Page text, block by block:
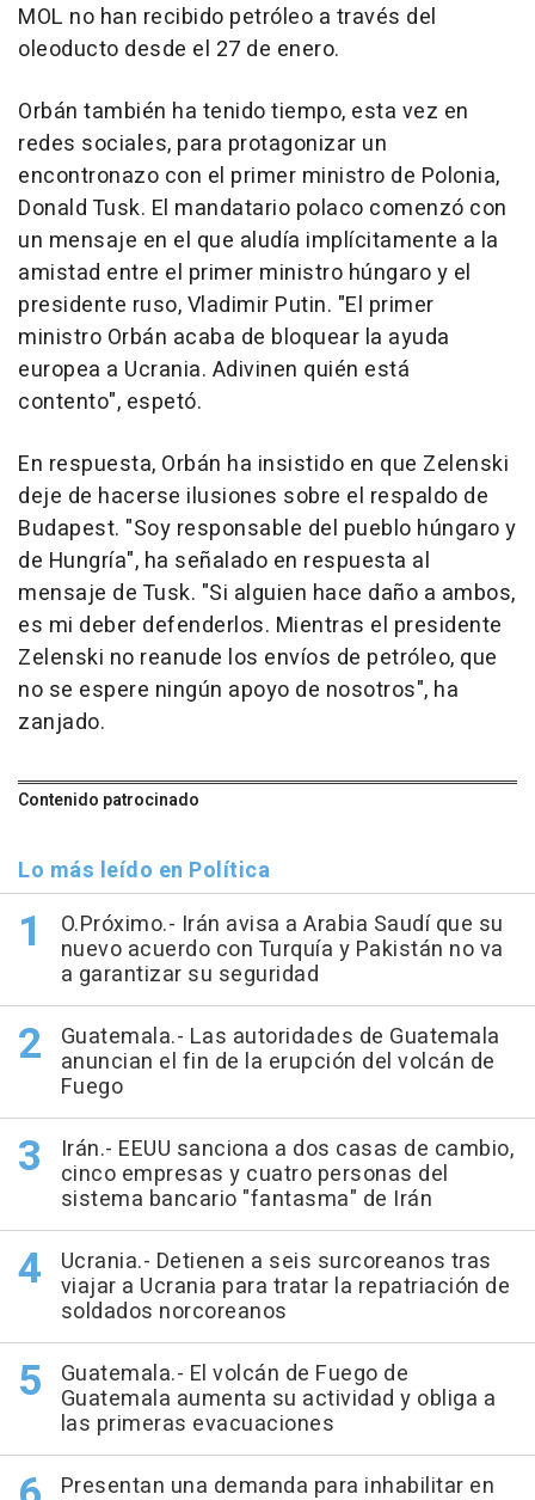
MOL no han recibido petróleo a través del
oleoducto desde el 27 de enero.
Orbán también ha tenido tiempo, esta vez en
redes sociales, para protagonizar un
encontronazo con el primer ministro de Polonia,
Donald Tusk. El mandatario polaco comenzó con
un mensaje en el que aludía implícitamente a la
amistad entre el primer ministro húngaro y el
presidente ruso, Vladimir Putin. "El primer
ministro Orbán acaba de bloquear la ayuda
europea a Ucrania. Adivinen quién está
contento", espetó.
En respuesta, Orbán ha insistido en que Zelenski
deje de hacerse ilusiones sobre el respaldo de
Budapest. "Soy responsable del pueblo húngaro y
de Hungría", ha señalado en respuesta al
mensaje de Tusk. "Si alguien hace daño a ambos,
es mi deber defenderlos. Mientras el presidente
Zelenski no reanude los envíos de petróleo, que
no se espere ningún apoyo de nosotros", ha
zanjado.
Contenido patrocinado
Lo más leído en Política
O.Próximo.- Irán avisa a Arabia Saudí que su
nuevo acuerdo con Turquía y Pakistán no va
a garantizar su seguridad
Guatemala.- Las autoridades de Guatemala
anuncian el fin de la erupción del volcán de
Fuego
Irán.- EEUU sanciona a dos casas de cambio,
cinco empresas y cuatro personas del
sistema bancario "fantasma" de Irán
Ucrania.- Detienen a seis surcoreanos tras
viajar a Ucrania para tratar la repatriación de
soldados norcoreanos
Guatemala.- El volcán de Fuego de
Guatemala aumenta su actividad y obliga a
las primeras evacuaciones
Presentan una demanda para inhabilitar en